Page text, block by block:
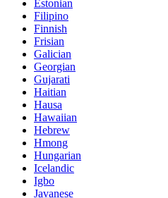
Estonian
Filipino
Finnish
Frisian
Galician
Georgian
Gujarati
Haitian
Hausa
Hawaiian
Hebrew
Hmong
Hungarian
Icelandic
Igbo
Javanese